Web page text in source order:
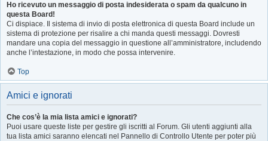
Ho ricevuto un messaggio di posta indesiderata o spam da qualcuno in
questa Board!
Ci dispiace. Il sistema di invio di posta elettronica di questa Board include un
sistema di protezione per risalire a chi manda questi messaggi. Dovresti
mandare una copia del messaggio in questione all’amministratore, includendo
anche l’intestazione, in modo che possa intervenire.
Top
Amici e ignorati
Che cos’è la mia lista amici e ignorati?
Puoi usare queste liste per gestire gli iscritti al Forum. Gli utenti aggiunti alla
tua lista amici saranno elencati nel Pannello di Controllo Utente per poter più